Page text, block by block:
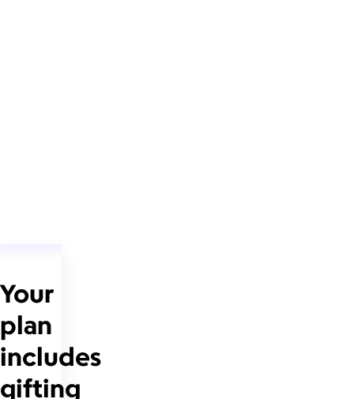
Your
plan
includes
gifting